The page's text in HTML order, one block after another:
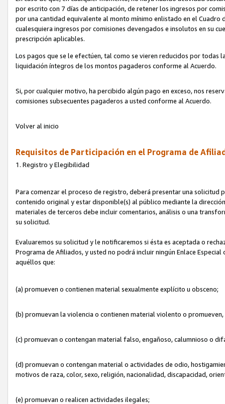
por escrito con 7 días de anticipación, de retener los ingresos por
por una cantidad equivalente al monto mínimo enlistado en el
cualesquiera ingresos por comisiones devengados e insolutos en su
prescripción aplicables.
Los pagos que se le efectúen, tal como se vieren reducidos por todas
liquidación íntegros de los montos pagaderos conforme al Acuerdo.
Si, por cualquier motivo, ha percibido algún pago en exceso, nos
comisiones subsecuentes pagaderos a usted conforme al Acuerdo.
Volver al inicio
Requisitos de Participación en el Programa de
1. Registro y Elegibilidad
Para comenzar el proceso de registro, deberá presentar una solicitud
contenido original y estar disponible(s) al público mediante la
materiales de terceros debe incluir comentarios, análisis o una
su solicitud.
Evaluaremos su solicitud y le notificaremos si ésta es aceptada o
Programa de Afiliados, y usted no podrá incluir ningún Enlace
aquéllos que:
(a) promueven o contienen material sexualmente explícito u obsceno;
(b) promuevan la violencia o contienen material violento o
(c) promuevan o contengan material falso, engañoso, calumnioso o
(d) promuevan o contengan material o actividades de odio,
motivos de raza, color, sexo, religión, nacionalidad, discapacidad,
(e) promuevan o realicen actividades ilegales;